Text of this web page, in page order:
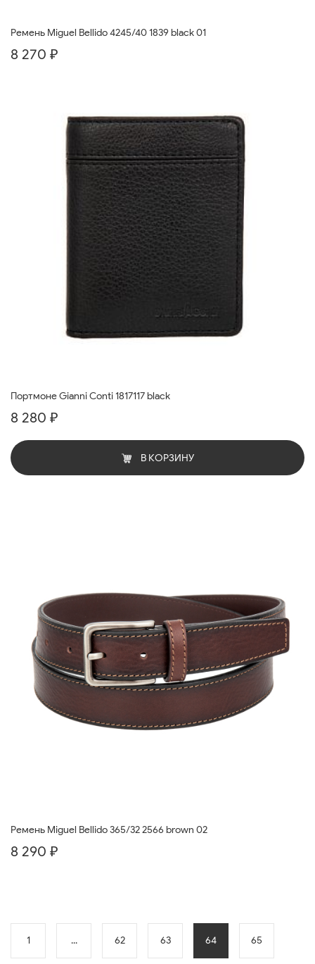
Ремень Miguel Bellido 4245/40 1839 black 01
8 270 ₽
Портмоне Gianni Conti 1817117 black
8 280 ₽
В КОРЗИНУ
Ремень Miguel Bellido 365/32 2566 brown 02
8 290 ₽
1 ... 62 63 64 65